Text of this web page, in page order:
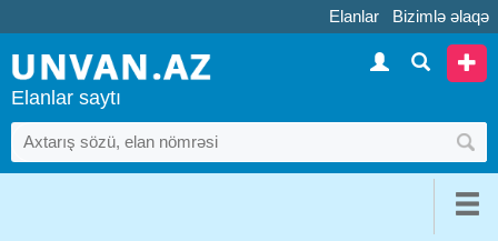
Elanlar Bizimlə əlaqə
Elanlar saytı